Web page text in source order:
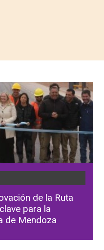
de la Ruta
para la
de Mendoza